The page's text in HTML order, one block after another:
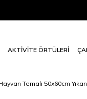
AKTİVİTE ÖRTÜLERİ
Temalı 50x60cm